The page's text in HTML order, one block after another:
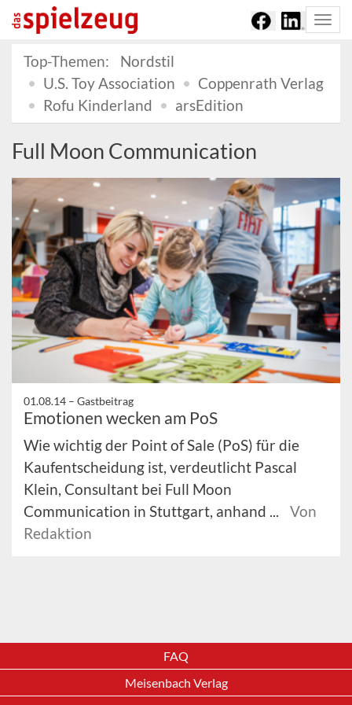
Top-Themen:
Nordstil
U.S. Toy Association
Coppenrath Verlag
Rofu Kinderland
arsEdition
Full Moon Communication
01.08.14 – Gastbeitrag
Emotionen wecken am PoS
Wie wichtig der Point of Sale (PoS) für die
Kaufentscheidung ist, verdeutlicht Pascal
Klein, Consultant bei Full Moon
Communication in Stuttgart, anhand ...
Von
Redaktion
FAQ
Meisenbach Verlag